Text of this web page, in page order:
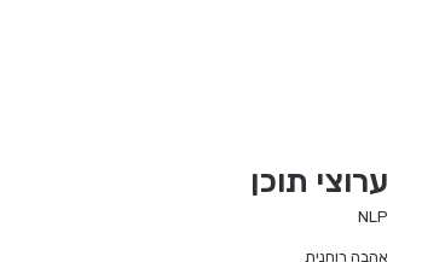
ערוצי תוכן
NLP
אהבה רוחנית